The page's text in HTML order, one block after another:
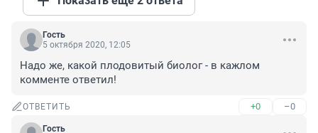
Гость
5 октября 2020, 12:05
Надо же, какой плодовитый биолог - в кажлом
комменте ответил!
ОТВЕТИТЬ +0 –0
Гость